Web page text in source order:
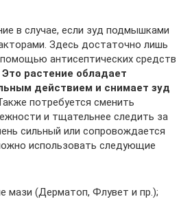
в случае, если зуд подмышками
Здесь достаточно лишь
антисептических средств
Это растение обладает
действием и снимает зуд
потребуется сменить
и тщательнее следить за
сильный или сопровождается
использовать следующие
мази (Дерматоп, Флувет и пр.);